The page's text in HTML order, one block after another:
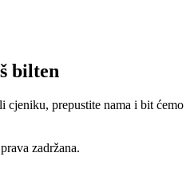
bilten
cjeniku, prepustite nama i bit ćemo
zadržana.